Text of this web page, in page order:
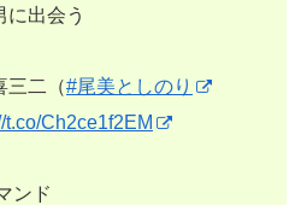
に出会う
三二（#尾美としのり
t.co/Ch2ce1f2EM
ンド